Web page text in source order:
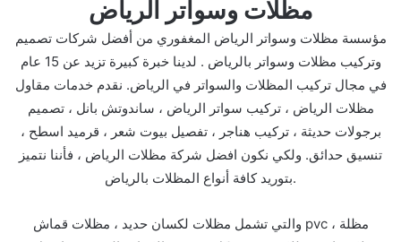
مظلات وسواتر الرياض
مؤسسة مظلات وسواتر الرياض المغفوري من أفضل شركات تصميم
وتركيب مظلات وسواتر بالرياض . لدينا خبرة كبيرة تزيد عن 15 عام
في مجال تركيب المظلات والسواتر في الرياض. نقدم خدمات مقاول
مظلات الرياض ، تركيب سواتر الرياض ، ساندوتش بانل ، تصميم
برجولات حديثة ، تركيب هناجر ، تفصيل بيوت شعر ، قرميد اسطح ،
تنسيق حدائق. ولكي نكون افضل شركة مظلات الرياض ، فأننا نتميز
بتوريد كافة أنواع المظلات بالرياض.
والتي تشمل مظلات لكسان حديد ، مظلات قماش pvc ، مظلة